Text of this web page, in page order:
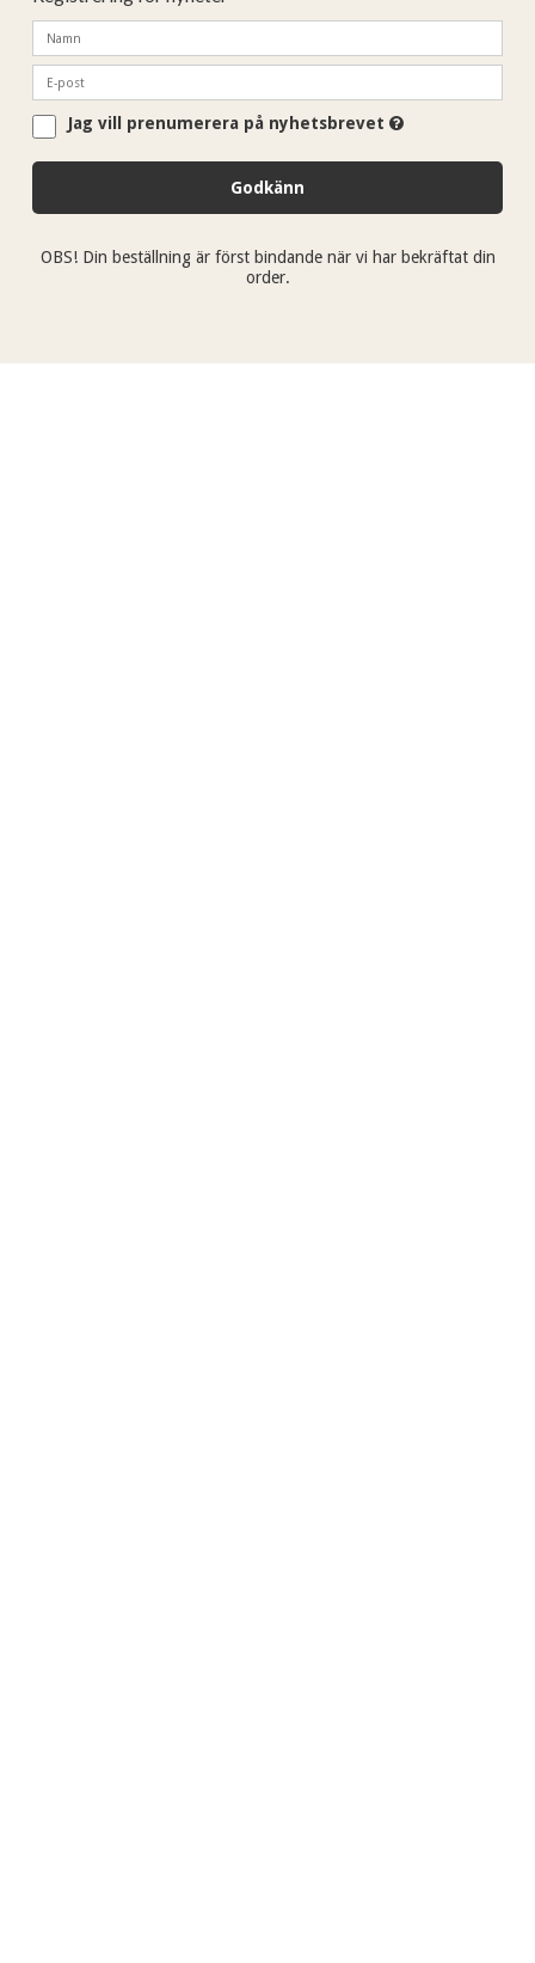
Jag vill prenumerera på nyhetsbrevet
Godkänn
OBS! Din beställning är först bindande när vi har bekräftat din
order.